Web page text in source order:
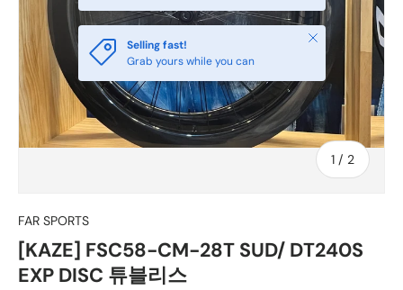
1 / ~의
2
Selling fast!
Grab yours while you can
닫다
FAR SPORTS
[KAZE] FSC58-CM-28T SUD/ DT240S
EXP DISC 튜블리스